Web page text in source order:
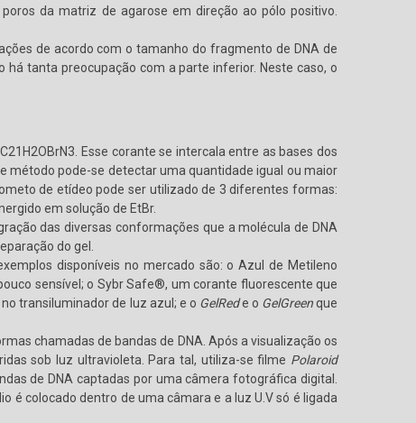
da matriz de agarose em direção ao pólo positivo.
de acordo com o tamanho do fragmento de DNA de
tanta preocupação com a parte inferior. Neste caso, o
Esse corante se intercala entre as bases dos
método pode-se detectar uma quantidade igual ou maior
de etídeo pode ser utilizado de 3 diferentes formas:
em solução de EtBr.
das diversas conformações que a molécula de DNA
do gel.
disponíveis no mercado são: o Azul de Metileno
sensível; o Sybr Safe®, um corante fluorescente que
transiluminador de luz azul; e o GelRede o GelGreenque
chamadas de bandas de DNA. Após a visualização os
sob luz ultravioleta. Para tal, utiliza-se filme Polaroid
de DNA captadas por uma câmera fotográfica digital.
é colocado dentro de uma câmara e a luz U.V só é ligada